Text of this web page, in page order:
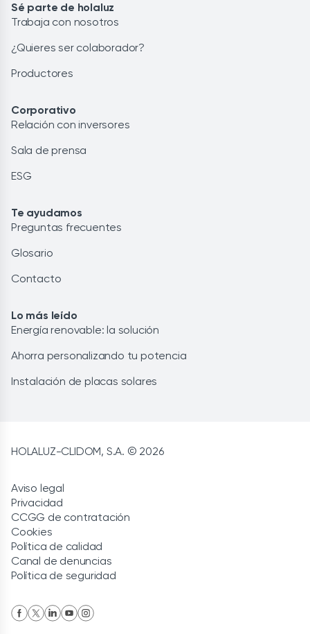
Sé parte de holaluz
Trabaja con nosotros
¿Quieres ser colaborador?
Productores
Corporativo
Relación con inversores
Sala de prensa
ESG
Te ayudamos
Preguntas frecuentes
Glosario
Contacto
Lo más leído
Energía renovable: la solución
Ahorra personalizando tu potencia
Instalación de placas solares
HOLALUZ-CLIDOM, S.A. © 2026
Aviso legal
Privacidad
CCGG de contratación
Cookies
Política de calidad
Canal de denuncias
Política de seguridad